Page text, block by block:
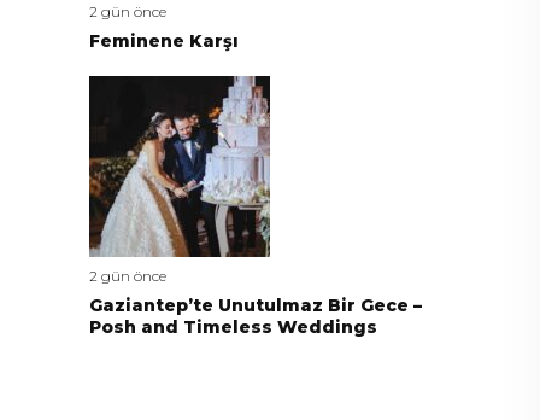
2 gün önce
Feminene Karşı
2 gün önce
Gaziantep’te Unutulmaz Bir Gece –
Posh and Timeless Weddings